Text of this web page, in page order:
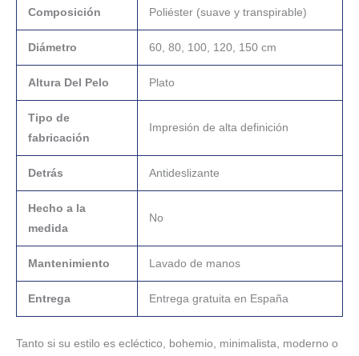
Composición Poliéster (suave y transpirable)
Diámetro 60, 80, 100, 120, 150 cm
Altura Del Pelo Plato
Tipo de
fabricación
Impresión de alta definición
Detrás Antideslizante
Hecho a la
medida
No
Mantenimiento Lavado de manos
Entrega Entrega gratuita en España
Tanto si su estilo es ecléctico, bohemio, minimalista, moderno o